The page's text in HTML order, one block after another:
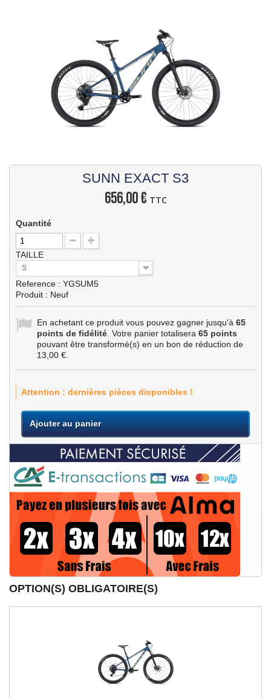
SUNN EXACT S3
656,00 € TTC
Quantité
TAILLE
S
Reference : YGSUM5
Produit : Neuf
En achetant ce produit vous pouvez gagner jusqu'à 65
points de fidélité . Votre panier totalisera 65 points
pouvant être transformé(s) en un bon de réduction de
13,00 €
Attention : dernières pièces disponibles !
Ajouter au panier
OPTION(S) OBLIGATOIRE(S)